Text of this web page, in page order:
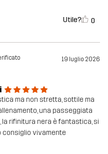
Utile? 0
19 luglio 2026
ma non stretta, sottile ma
una passeggiata
rifinitura nera è fantastica, si
consiglio vivamente